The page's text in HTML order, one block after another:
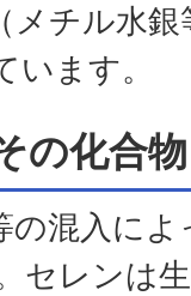
メチル水
ます。
の化合物
の混入に
セレンは